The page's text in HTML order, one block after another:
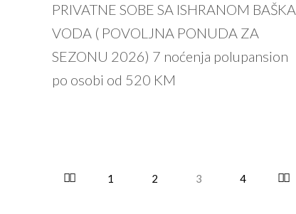
PRIVATNE SOBE SA ISHRANOM BAŠKA
VODA ( POVOLJNA PONUDA ZA
SEZONU 2026) 7 noćenja polupansion
po osobi od 520 KM
1 2 3 4